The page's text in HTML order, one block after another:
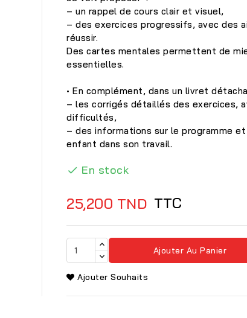
– un rappel de cours clair et visuel,
– des exercices progressifs, avec des
réussir.
Des cartes mentales permettent de
essentielles.
• En complément, dans un livret
– les corrigés détaillés des exercices,
difficultés,
– des informations sur le programme
enfant dans son travail.
 En stock
25,200 TND TTC
Ajouter Au Panier
Ajouter Souhaits